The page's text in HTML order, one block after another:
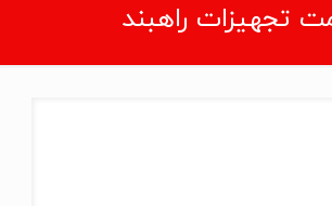
تجهیزات راهبند